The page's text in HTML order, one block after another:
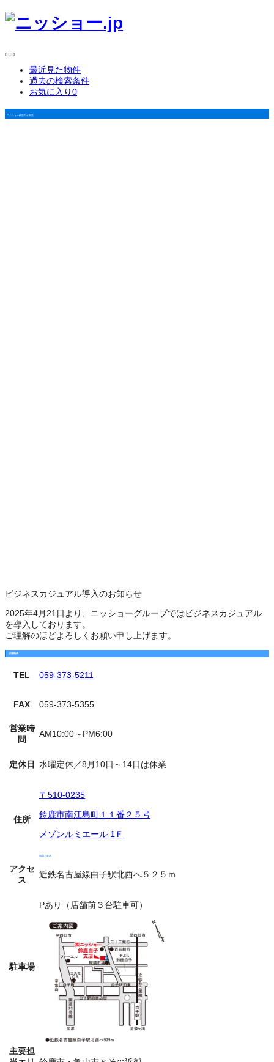
最近見た物件
過去の検索条件
お気に入り0
ニッショー鈴鹿白子支店
ビジネスカジュアル導入のお知らせ
2025年4月21日より、ニッショーグループではビジネスカジュアル
を導入しております。
ご理解のほどよろしくお願い申し上げます。
店舗概要
TEL 059-373-5211
FAX 059-373-5355
営業時
間
AM10:00～PM6:00
定休日 水曜定休／8月10日～14日は休業
住所
〒510-0235
鈴鹿市南江島町１１番２５号
メゾンルミエール 1Ｆ
地図で表示
アクセ
ス
近鉄名古屋線白子駅北西へ５２５ｍ
駐車場
Pあり（店舗前３台駐車可）
主要担